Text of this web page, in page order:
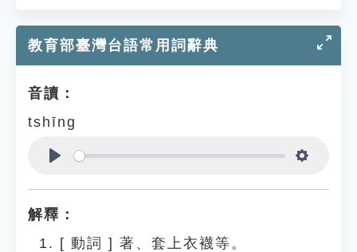
教育部臺灣台語常用詞辭典
音讀：
tshīng
解釋：
[ 動詞 ] 著、套上衣襪等。